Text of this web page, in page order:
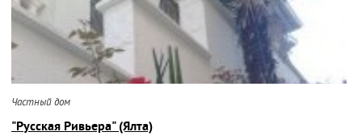
Частный дом
"Русская Ривьера" (Ялта)